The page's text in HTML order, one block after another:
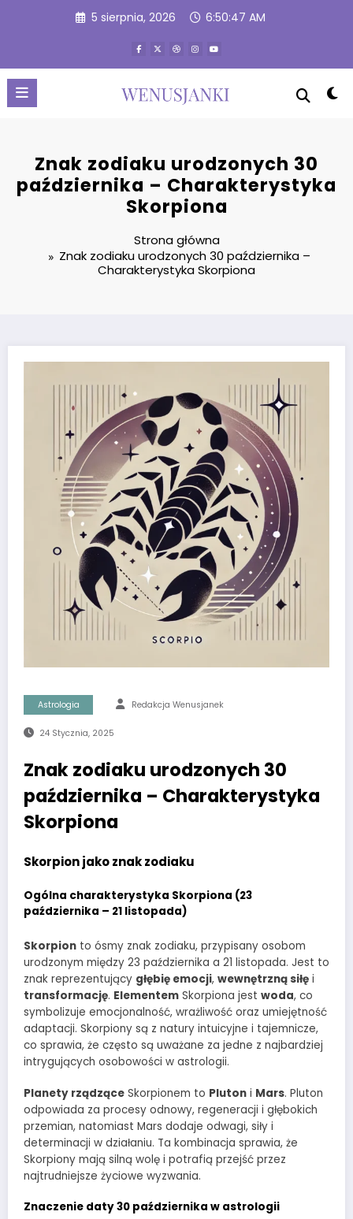
5 sierpnia, 2026 6:50:48 AM
Znak zodiaku urodzonych 30
października – Charakterystyka
Skorpiona
Strona główna
Znak zodiaku urodzonych 30 października –
Charakterystyka Skorpiona
Astrologia Redakcja Wenusjanek
24 Stycznia, 2025
Znak zodiaku urodzonych 30
października – Charakterystyka
Skorpiona
Skorpion jako znak zodiaku
Ogólna charakterystyka Skorpiona (23
października – 21 listopada)
Skorpion to ósmy znak zodiaku, przypisany osobom
urodzonym między 23 października a 21 listopada. Jest to
znak reprezentujący głębię emocji, wewnętrzną siłę i
transformację. Elementem Skorpiona jest woda, co
symbolizuje emocjonalność, wrażliwość oraz umiejętność
adaptacji. Skorpiony są z natury intuicyjne i tajemnicze,
co sprawia, że często są uważane za jedne z najbardziej
intrygujących osobowości w astrologii.
Planety rządzące Skorpionem to Pluton i Mars. Pluton
odpowiada za procesy odnowy, regeneracji i głębokich
przemian, natomiast Mars dodaje odwagi, siły i
determinacji w działaniu. Ta kombinacja sprawia, że
Skorpiony mają silną wolę i potrafią przejść przez
najtrudniejsze życiowe wyzwania.
Znaczenie daty 30 października w astrologii